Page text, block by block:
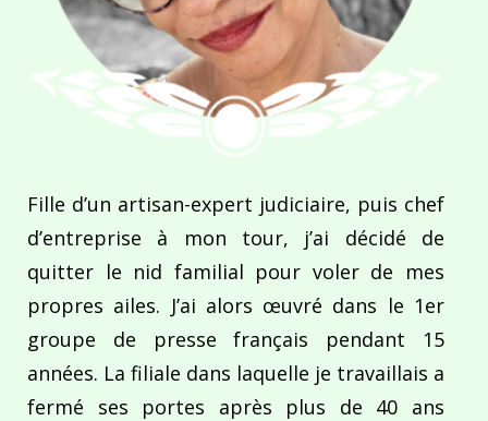
Fille d’un artisan-expert judiciaire, puis chef
d’entreprise à mon tour, j’ai décidé de
quitter le nid familial pour voler de mes
propres ailes. J’ai alors œuvré dans le 1er
groupe de presse français pendant 15
années. La filiale dans laquelle je travaillais a
fermé ses portes après plus de 40 ans